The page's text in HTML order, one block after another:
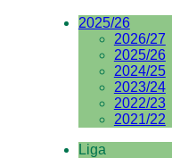
2025/26
2026/27
2025/26
2024/25
2023/24
2022/23
2021/22
Liga